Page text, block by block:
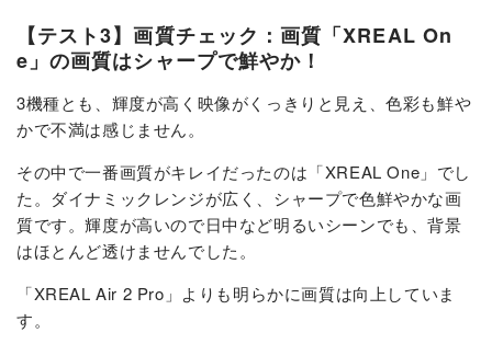
【テスト3】画質チェック：画質「XREAL On
e」の画質はシャープで鮮やか！
3機種とも、輝度が高く映像がくっきりと見え、色彩も鮮や
かで不満は感じません。
その中で一番画質がキレイだったのは「XREAL One」でし
た。ダイナミックレンジが広く、シャープで色鮮やかな画
質です。輝度が高いので日中など明るいシーンでも、背景
はほとんど透けませんでした。
「XREAL Air 2 Pro」よりも明らかに画質は向上していま
す。